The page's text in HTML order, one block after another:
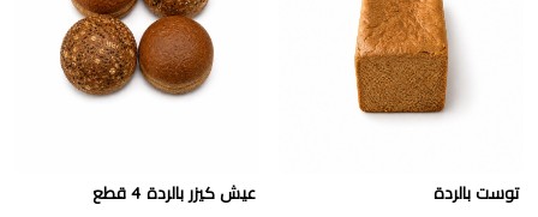
توست بالردة عيش كيزر بالردة 4 قطع